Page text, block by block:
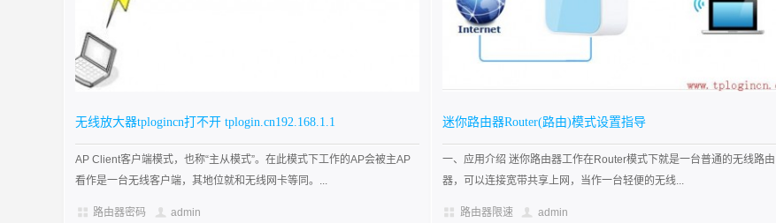
无线放大器tplogincn打不开 tplogin.cn192.168.1.1
AP Client客户端模式，也称“主从模式”。在此模式下工作的AP会被主AP
看作是一台无线客户端，其地位就和无线网卡等同。...
路由器密码 admin
迷你路由器Router(路由)模式设置指导
一、应用介绍 迷你路由器工作在Router模式下就是一台普通的无线路由
器，可以连接宽带共享上网，当作一台轻便的无线...
路由器限速 admin